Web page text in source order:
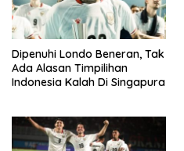
Dipenuhi Londo Beneran, Tak
Ada Alasan Timpilihan
Indonesia Kalah Di Singapura